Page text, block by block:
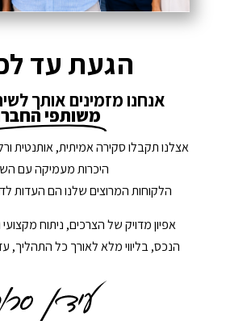
הגעת עד
אנחנו מזמינים אותך
משותפי
אצלנו תקבלו סקירה אמיתית, אותנטית
היכרות מעמיקה עם
הלקוחות המרוצים שלנו הם העדות
אפיון מדויק של הצרכים, ניתוח
הנכס, בליווי מלא לאורך כל